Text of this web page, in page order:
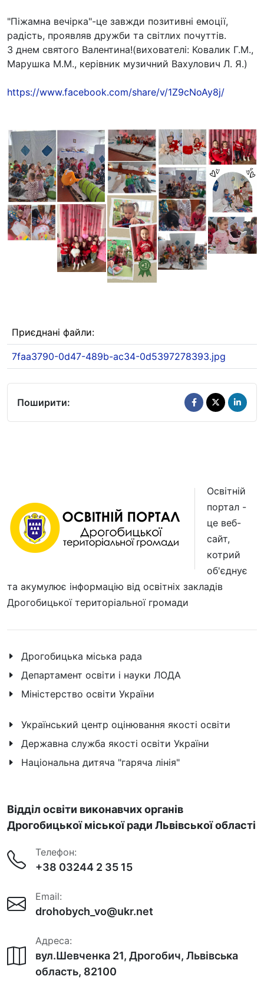
"Піжамна вечірка"-це завжди позитивні емоції,
радість, проявляв дружби та світлих почуттів.
З днем святого Валентина!(вихователі: Ковалик Г.М.,
Марушка М.М., керівник музичний Вахулович Л. Я.)
https://www.facebook.com/share/v/1Z9cNoAy8j/
Приєднані файли:
7faa3790-0d47-489b-ac34-0d5397278393.jpg
Поширити:
Освітній
портал -
це веб-
сайт,
котрий
об'єднує
та акумулює інформацію від освітніх закладів
Дрогобицької територіальної громади
Дрогобицька міська рада
Департамент освіти і науки ЛОДА
Міністерство освіти України
Український центр оцінювання якості освіти
Державна служба якості освіти України
Національна дитяча "гаряча лінія"
Відділ освіти виконавчих органів
Дрогобицької міської ради Львівської області
Телефон:
+38 03244 2 35 15
Email:
drohobych_vo@ukr.net
Адреса:
вул.Шевченка 21, Дрогобич, Львівська
область, 82100